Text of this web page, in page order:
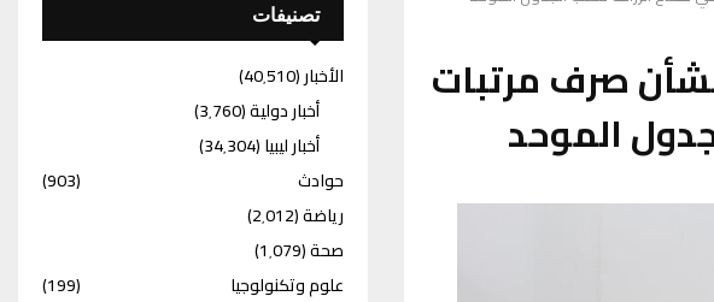
صرف مرتبات
الموحد
تصنيفات
الأخبار(40٬510)
أخبار دولية(3٬760)
أخبار ليبيا(34٬304)
حوادث
(903)
رياضة(2٬012)
صحة(1٬079)
علوم وتكنولوجيا
(199)